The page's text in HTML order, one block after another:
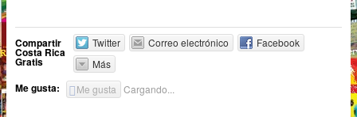
Compartir
Costa Rica
Gratis
Twitter Correo electrónico
Facebook
Más
Me gusta: Me gusta Cargando...